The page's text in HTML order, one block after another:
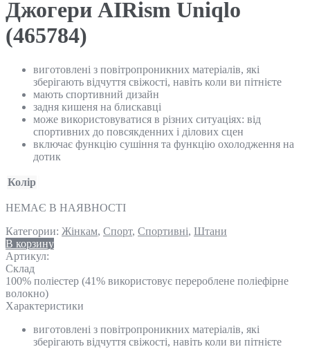
Джогери AIRism Uniqlo
(465784)
виготовлені з повітропроникних матеріалів, які
зберігають відчуття свіжості, навіть коли ви пітнієте
мають спортивний дизайн
задня кишеня на блискавці
може використовуватися в різних ситуаціях: від
спортивних до повсякденних і ділових сцен
включає функцію сушіння та функцію охолодження на
дотик
Колір
НЕМАЄ В НАЯВНОСТІ
Категории: Жінкам, Спорт, Спортивні, Штани
В корзину
Артикул:
Склад
100% поліестер (41% використовує перероблене поліефірне
волокно)
Характеристики
виготовлені з повітропроникних матеріалів, які
зберігають відчуття свіжості, навіть коли ви пітнієте